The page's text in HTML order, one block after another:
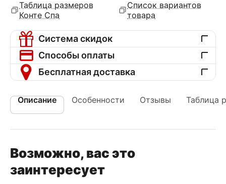
Таблица размеров
Конте Спа
Список вариантов
товара
Система скидок
Способы оплаты
Бесплатная доставка
Описание Особенности Отзывы Таблица
Возможно, вас это
заинтересует